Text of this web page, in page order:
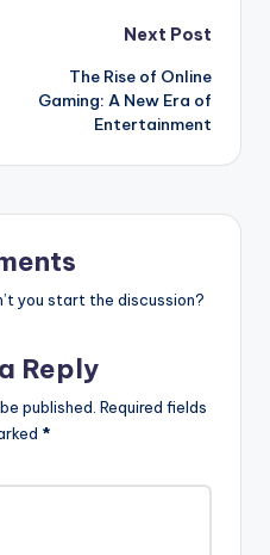
Next Post
The Rise of Online
Gaming: A New Era of
Entertainment
you start the discussion?
Reply
published. Required fields
*